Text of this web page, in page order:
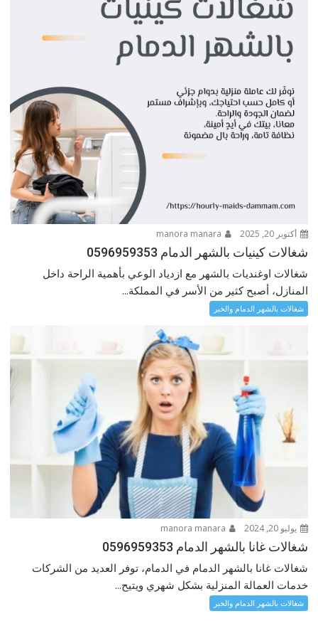
أكتوبر 20, 2025
شغالات كينيات بالشهر الدمام 0596959353
شغالات اوغنديات بالشهر مع ازدياد الوعي بأهمية الراحة داخل
المنازل، أصبح كثير من الأسر في المملكة...
شغالات بالشهر الدمام والخبر
يوليو 20, 2024
شغالات غانا بالشهر الدمام 0596959353
شغالات غانا بالشهر الدمام في الدمام، توفر العديد من الشركات
خدمات العمالة المنزلية بشكل شهري ويتيح...
شغالات بالشهر الدمام والخبر